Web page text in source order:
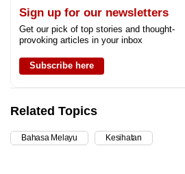
Sign up for our newsletters
Get our pick of top stories and thought-
provoking articles in your inbox
Subscribe here
Related Topics
Bahasa Melayu Kesihatan